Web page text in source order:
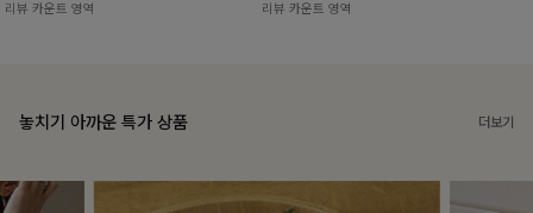
리뷰 카운트 영역 리뷰 카운트 영역
놓치기 아까운 특가 상품 더보기